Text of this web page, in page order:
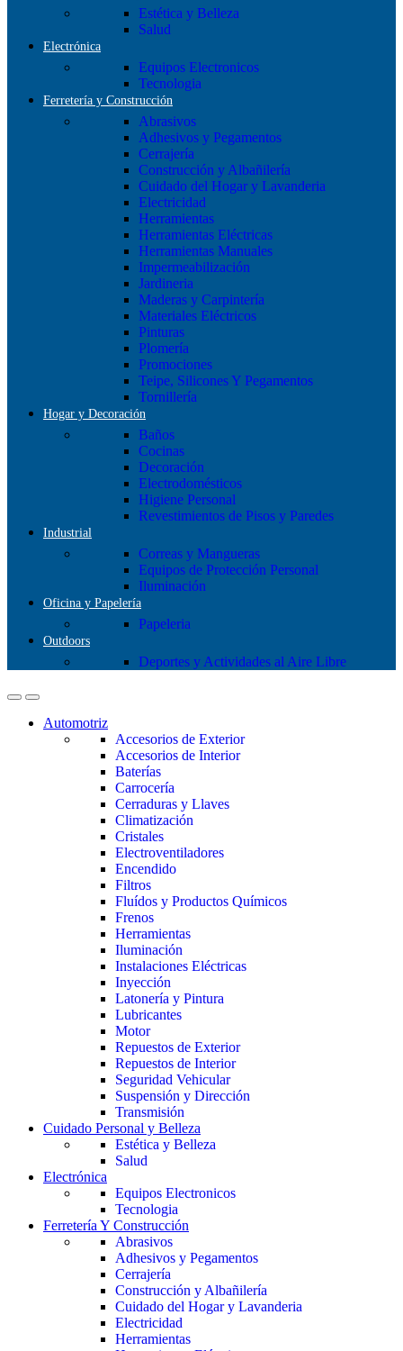
Estética y Belleza
Salud
Electrónica
Equipos Electronicos
Tecnologia
Ferretería y Construcción
Abrasivos
Adhesivos y Pegamentos
Cerrajería
Construcción y Albañilería
Cuidado del Hogar y Lavanderia
Electricidad
Herramientas
Herramientas Eléctricas
Herramientas Manuales
Impermeabilización
Jardineria
Maderas y Carpintería
Materiales Eléctricos
Pinturas
Plomería
Promociones
Teipe, Silicones Y Pegamentos
Tornillería
Hogar y Decoración
Baños
Cocinas
Decoración
Electrodomésticos
Higiene Personal
Revestimientos de Pisos y Paredes
Industrial
Correas y Mangueras
Equipos de Protección Personal
Iluminación
Oficina y Papelería
Papeleria
Outdoors
Deportes y Actividades al Aire Libre
Automotriz
Accesorios de Exterior
Accesorios de Interior
Baterías
Carrocería
Cerraduras y Llaves
Climatización
Cristales
Electroventiladores
Encendido
Filtros
Fluídos y Productos Químicos
Frenos
Herramientas
Iluminación
Instalaciones Eléctricas
Inyección
Latonería y Pintura
Lubricantes
Motor
Repuestos de Exterior
Repuestos de Interior
Seguridad Vehicular
Suspensión y Dirección
Transmisión
Cuidado Personal y Belleza
Estética y Belleza
Salud
Electrónica
Equipos Electronicos
Tecnologia
Ferretería Y Construcción
Abrasivos
Adhesivos y Pegamentos
Cerrajería
Construcción y Albañilería
Cuidado del Hogar y Lavanderia
Electricidad
Herramientas